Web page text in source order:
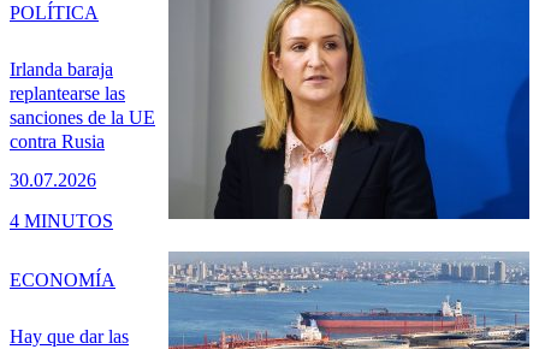
Irlanda baraja
replantearse las
sanciones de la UE
contra Rusia
30.07.2026
POLÍTICA
4 MINUTOS
Hay que dar las
ECONOMÍA